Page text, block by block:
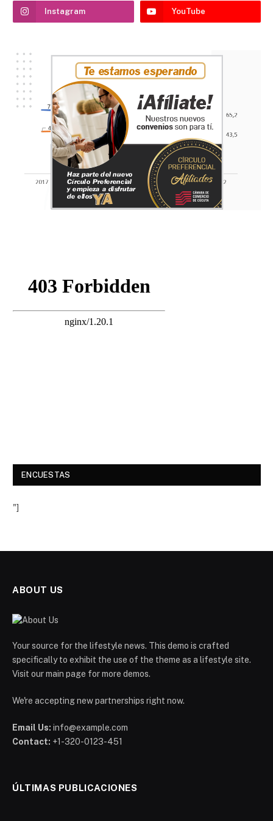
Instagram YouTube
ENCUESTAS
"]
ABOUT US
Your source for the lifestyle news. This demo is crafted
specifically to exhibit the use of the theme as a lifestyle site.
Visit our main page for more demos.
We're accepting new partnerships right now.
Email Us: info@example.com
Contact: +1-320-0123-451
ÚLTIMAS PUBLICACIONES